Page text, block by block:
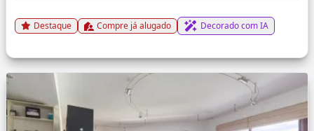
Destaque Compre já alugado Decorado com IA